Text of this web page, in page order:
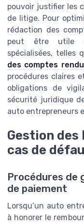
pouvoir justifier les
de litige. Pour
rédaction des
peut être utile
spécialisées, telles
des comptes
procédures claires
obligations de
sécurité juridique
auto entrepreneurs
Gestion
cas de
Procédures de
de paiement
Lorsqu’un auto
à honorer le